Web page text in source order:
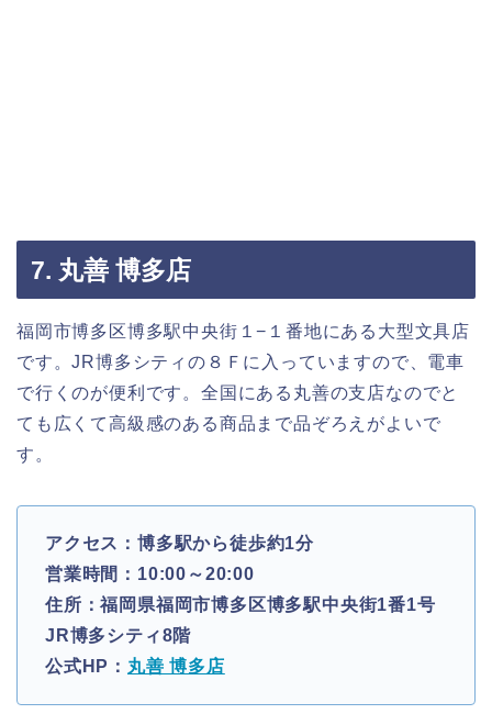
7. 丸善 博多店
福岡市博多区博多駅中央街１−１番地にある大型文具店
です。JR博多シティの８Ｆに入っていますので、電車
で行くのが便利です。全国にある丸善の支店なのでと
ても広くて高級感のある商品まで品ぞろえがよいで
す。
アクセス：博多駅から徒歩約1分
営業時間：10:00～20:00
住所：福岡県福岡市博多区博多駅中央街1番1号
JR博多シティ8階
公式HP： 丸善 博多店